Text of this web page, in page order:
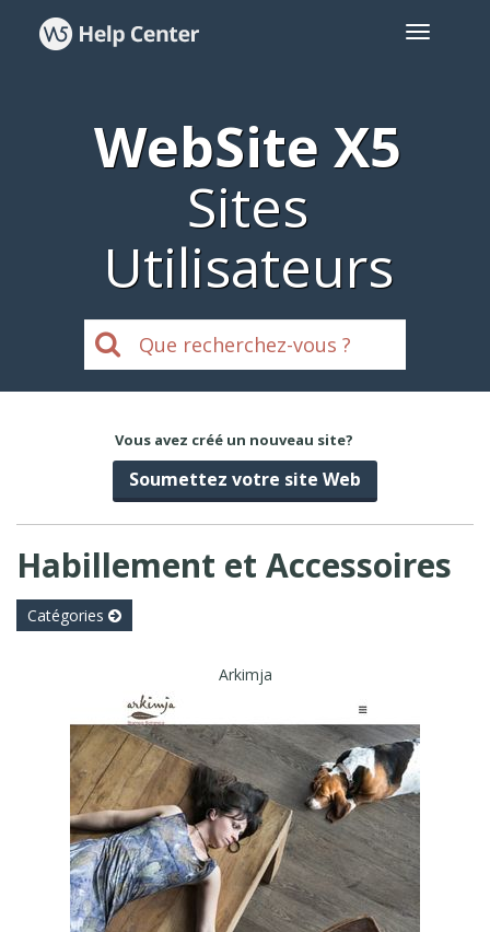
WebSite X5
Sites
Utilisateurs
Vous avez créé un nouveau site?
Soumettez votre site Web
Habillement et Accessoires
Catégories
Arkimja